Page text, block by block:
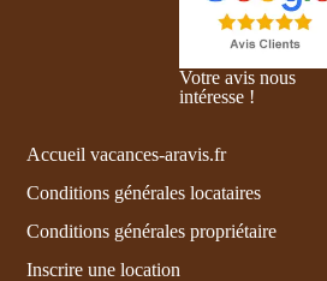
Votre avis nous
intéresse !
Accueil vacances-aravis.fr
Conditions générales locataires
Conditions générales propriétaire
Inscrire une location